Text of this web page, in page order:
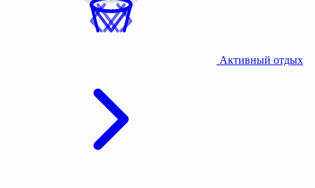
Активный отдых